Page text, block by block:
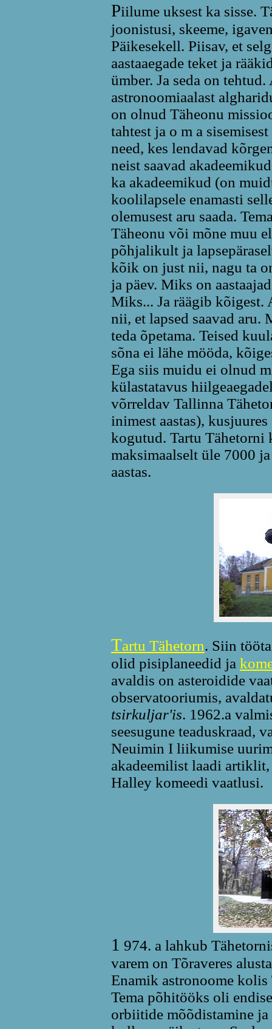
Piilume uksest ka sisse.
joonistusi, skeeme,
Päikesekell. Piisav, et
aastaaegade teket ja
ümber. Ja seda on
astronoomiaalast
on olnud Täheonu
tahtest ja o m a
need, kes lendavad
neist saavad
ka akadeemikud (on
koolilapsele enamasti
olemusest aru saada.
Täheonu või mõne muu
põhjalikult ja
kõik on just nii, nagu ta
ja päev. Miks on
Miks... Ja räägib kõigest.
nii, et lapsed saavad aru.
teda õpetama. Teised
sõna ei lähe mööda,
Ega siis muidu ei olnud
külastatavus
võrreldav Tallinna
inimest aastas),
kogutud. Tartu Tähetorni
maksimaalselt üle 7000
aastas.
Tartu Tähetorn. Siin
olid pisiplaneedid ja
avaldis on asteroidide
observatooriumis,
tsirkuljar'is. 1962.a
seesugune teaduskraad,
Neuimin I liikumise
akadeemilist laadi
Halley komeedi vaatlusi.
1 974. a lahkub
varem on Tõraveres
Enamik astronoome
Tema põhitööks oli
orbiitide mõõdistamine ja